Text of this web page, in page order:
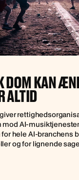
DOM KAN
ALTID
mod AI-
hele AI-branchens
og for lignende